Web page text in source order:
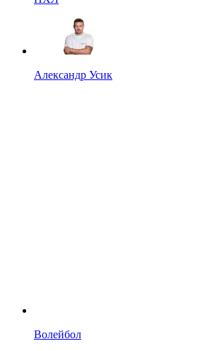
Александр Усик
Волейбол